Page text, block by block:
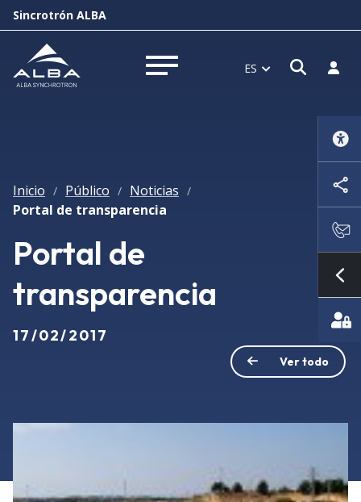
Sincrotrón ALBA
Abrir menú ES Abrir
Inicio / Público / Noticias /
Portal de transparencia
Portal de
transparencia
17/02/2017
Ver todo